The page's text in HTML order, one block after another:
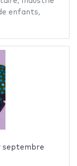
enfants,
septembre